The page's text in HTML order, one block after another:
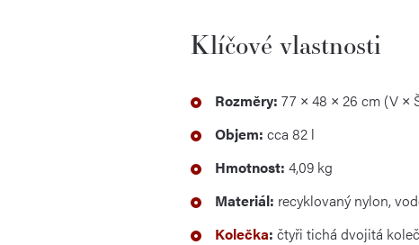
Klíčové vlastnosti
Rozměry: 77 × 48 × 26 cm (V ×
Objem: cca 82 l
Hmotnost: 4,09 kg
Materiál: recyklovaný nylon,
Kolečka: čtyři tichá dvojitá